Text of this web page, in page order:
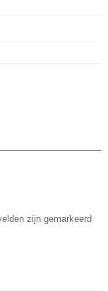
zijn gemarkeerd